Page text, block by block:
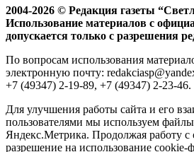
2004-2026 © Редакция газеты
Использование материалов с
допускается только с разрешения
По вопросам использования
электронную почту:
+7 (49347) 2-19-89, +7 (49347) 2-23-46.
Для улучшения работы сайта и его
пользователями мы используем файлы
Яндекс.Метрика. Продолжая работу с
разрешение на использование cookie-